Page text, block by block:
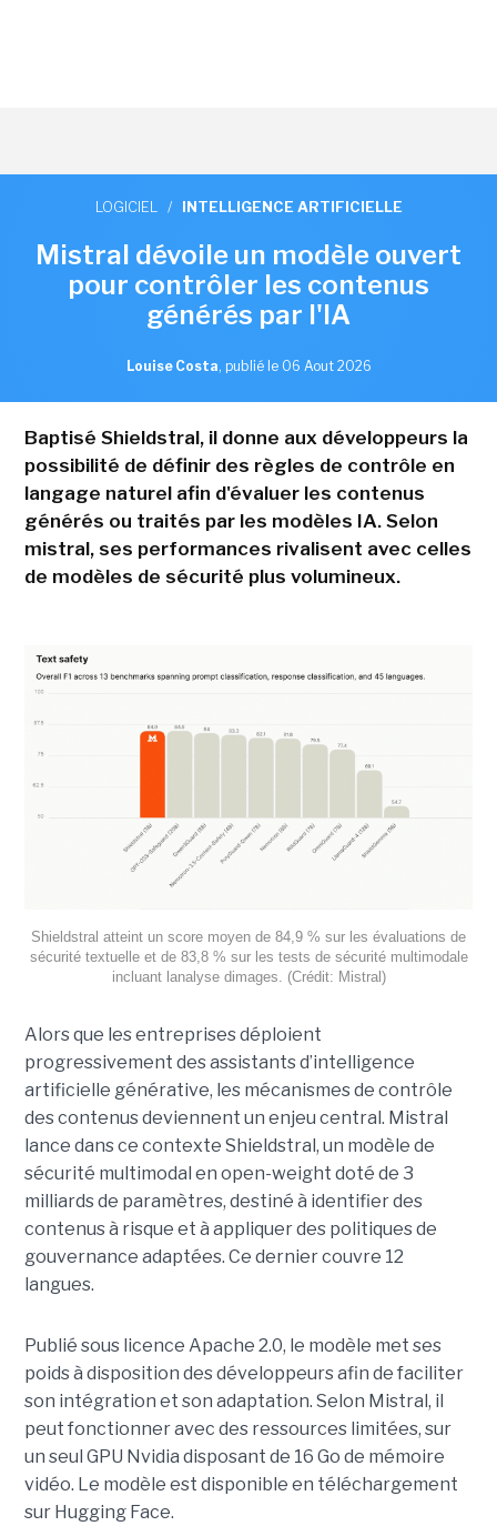
LOGICIEL / INTELLIGENCE ARTIFICIELLE
Mistral dévoile un modèle ouvert
pour contrôler les contenus
générés par l'IA
Louise Costa, publié le 06 Aout 2026
Baptisé Shieldstral, il donne aux développeurs la
possibilité de définir des règles de contrôle en
langage naturel afin d'évaluer les contenus
générés ou traités par les modèles IA. Selon
mistral, ses performances rivalisent avec celles
de modèles de sécurité plus volumineux.
Shieldstral atteint un score moyen de 84,9 % sur les évaluations de
sécurité textuelle et de 83,8 % sur les tests de sécurité multimodale
incluant lanalyse dimages. (Crédit: Mistral)
Alors que les entreprises déploient
progressivement des assistants d’intelligence
artificielle générative, les mécanismes de contrôle
des contenus deviennent un enjeu central. Mistral
lance dans ce contexte Shieldstral, un modèle de
sécurité multimodal en open-weight doté de 3
milliards de paramètres, destiné à identifier des
contenus à risque et à appliquer des politiques de
gouvernance adaptées. Ce derniercouvre 12
langues.
Publié sous licence Apache 2.0, le modèle met ses
poids à disposition des développeurs afin de faciliter
son intégration et son adaptation. Selon Mistral, il
peut fonctionner avec des ressources limitées, sur
un seul GPU Nvidia disposant de 16 Go de mémoire
vidéo. Le modèle est disponible en téléchargement
sur Hugging Face.